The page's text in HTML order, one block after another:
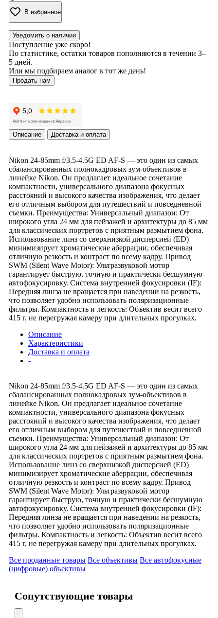
В избранное
Уведомить о наличии
Поступление уже скоро!
По статистике, остатки товаров пополняются в течении 3–
5 дней.
Или мы подбираем аналог в тот же день!
Продать нам
Описание Доставка и оплата
Nikon 24-85mm f/3.5-4.5G ED AF-S — это один из самых
сбалансированных полнокадровых зум-объективов в
линейке Nikon. Он предлагает идеальное сочетание
компактности, универсального диапазона фокусных
расстояний и высокого качества изображения, что делает
его отличным выбором для путешествий и повседневной
съемки. Преимущества: Универсальный диапазон: От
широкого угла 24 мм для пейзажей и архитектуры до 85 мм
для классических портретов с приятным размытием фона.
Использование линз со сверхнизкой дисперсией (ED)
минимизирует хроматические аберрации, обеспечивая
отличную резкость и контраст по всему кадру. Привод
SWM (Silent Wave Motor): Ультразвуковой мотор
гарантирует быструю, точную и практически бесшумную
автофокусировку. Система внутренней фокусировки (IF):
Передняя линза не вращается при наведении на резкость,
что позволяет удобно использовать поляризационные
фильтры. Компактность и легкость: Объектив весит всего
415 г, не перегружая камеру при длительных прогулках.
Описание
Характеристики
Доставка и оплата
-
Nikon 24-85mm f/3.5-4.5G ED AF-S — это один из самых
сбалансированных полнокадровых зум-объективов в
линейке Nikon. Он предлагает идеальное сочетание
компактности, универсального диапазона фокусных
расстояний и высокого качества изображения, что делает
его отличным выбором для путешествий и повседневной
съемки. Преимущества: Универсальный диапазон: От
широкого угла 24 мм для пейзажей и архитектуры до 85 мм
для классических портретов с приятным размытием фона.
Использование линз со сверхнизкой дисперсией (ED)
минимизирует хроматические аберрации, обеспечивая
отличную резкость и контраст по всему кадру. Привод
SWM (Silent Wave Motor): Ультразвуковой мотор
гарантирует быструю, точную и практически бесшумную
автофокусировку. Система внутренней фокусировки (IF):
Передняя линза не вращается при наведении на резкость,
что позволяет удобно использовать поляризационные
фильтры. Компактность и легкость: Объектив весит всего
415 г, не перегружая камеру при длительных прогулках.
Все проданные товары Все объективы Все автофокусные
(цифровые) объективы
Сопутствующие товары